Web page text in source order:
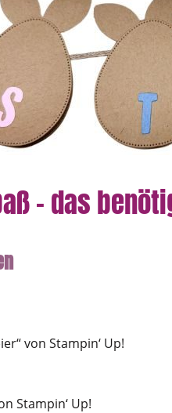
– das
von Stampin‘ Up!
Stampin‘ Up!